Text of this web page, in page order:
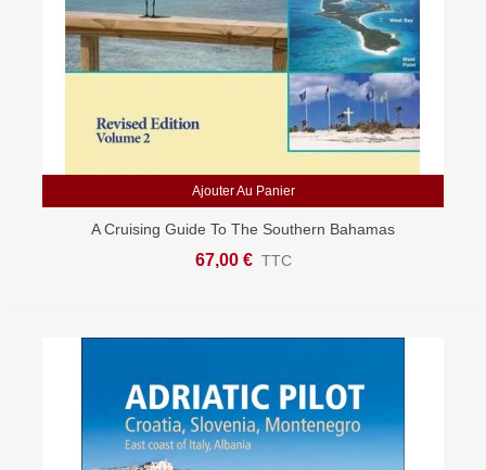
Ajouter Au Panier
A Cruising Guide To The Southern Bahamas
67,00 € TTC